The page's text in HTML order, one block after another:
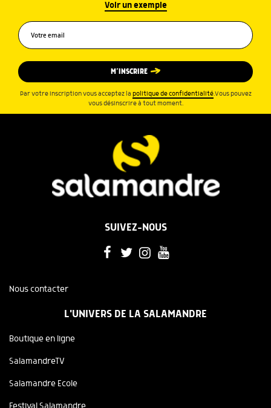
Voir un exemple
M’INSCRIRE
Par votre inscription vous acceptez la politique de confidentialité.Vous pouvez
vous désinscrire à tout moment.
SUIVEZ-NOUS
Nous contacter
L'UNIVERS DE LA SALAMANDRE
Boutique en ligne
SalamandreTV
Salamandre Ecole